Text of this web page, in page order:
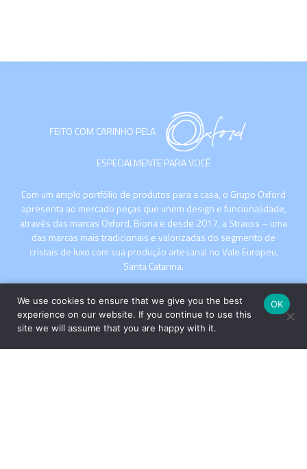
FEITO COM CARINHO PELA
ESPECIALMENTE PARA VOCÊ
Com um amplo portfólio de produtos para a casa, o Grupo Oxford
apresenta ao mercado peças que unem design e funcionalidade,
através das marcas Oxford, Biona e desde 2017, a Strauss – uma
das marcas mais tradicionais e valorizadas do segmento de
cristais de luxo com sua produção artesanal no Vale Europeu,
Santa Catarina.
We use cookies to ensure that we give you the best
experience on our website. If you continue to use this
site we will assume that you are happy with it.
OK